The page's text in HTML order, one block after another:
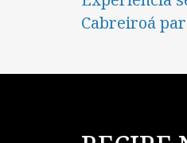
Cabreiroá